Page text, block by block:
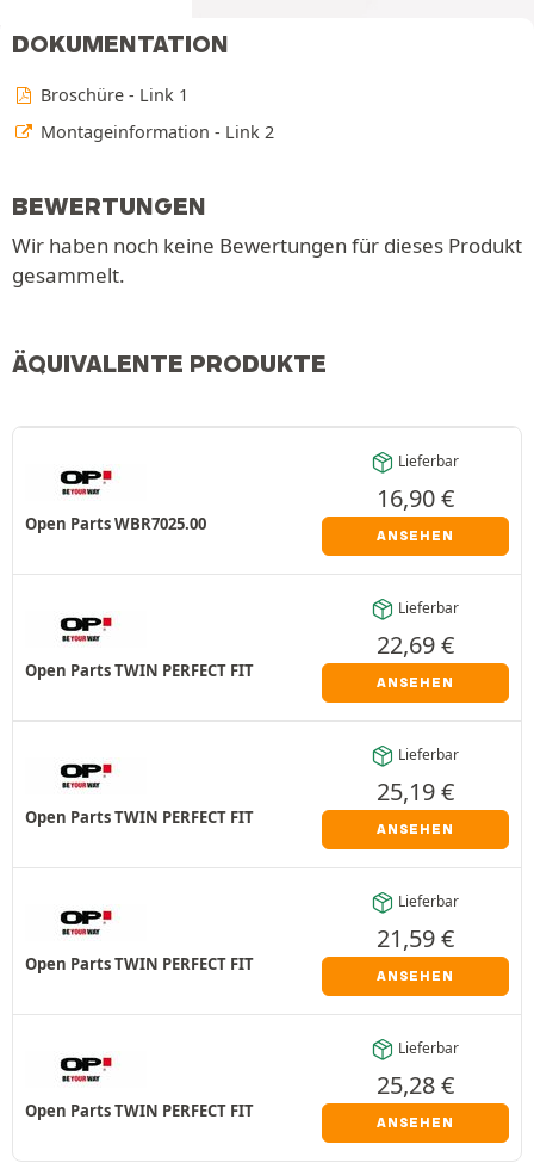
DOKUMENTATION
Broschüre - Link 1
Montageinformation - Link 2
BEWERTUNGEN
Wir haben noch keine Bewertungen für dieses Produkt
gesammelt.
ÄQUIVALENTE PRODUKTE
Open Parts WBR7025.00
Lieferbar
16,90€
ANSEHEN
Open Parts TWIN PERFECT FIT
Lieferbar
22,69€
ANSEHEN
Open Parts TWIN PERFECT FIT
Lieferbar
25,19€
ANSEHEN
Open Parts TWIN PERFECT FIT
Lieferbar
21,59€
ANSEHEN
Open Parts TWIN PERFECT FIT
Lieferbar
25,28€
ANSEHEN